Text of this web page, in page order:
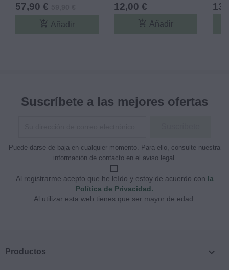
57,90 €
add_shopping_cart Añadir
12,00 €
add_shopping_cart Añadir
Suscríbete a las mejores ofertas
Puede darse de baja en cualquier momento. Para ello, consulte nuestra
información de contacto en el aviso legal.
Al registrarme acepto que he leído y estoy de acuerdo con la
Política de Privacidad.
Al utilizar esta web tienes que ser mayor de edad.
Productos 